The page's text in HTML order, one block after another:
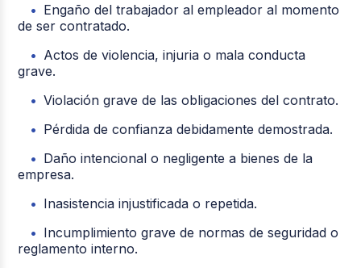
Engaño del trabajador al empleador al momento
de ser contratado.
Actos de violencia, injuria o mala conducta
grave.
Violación grave de las obligaciones del contrato.
Pérdida de confianza debidamente demostrada.
Daño intencional o negligente a bienes de la
empresa.
Inasistencia injustificada o repetida.
Incumplimiento grave de normas de seguridad o
reglamento interno.